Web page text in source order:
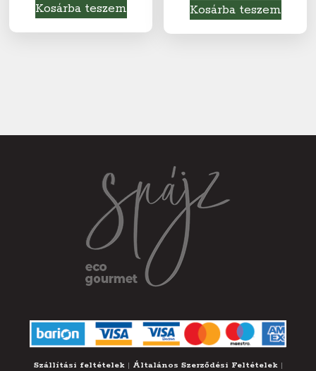
Kosárba teszem Kosárba teszem
Szállítási feltételek| Általános Szerződési Feltételek|